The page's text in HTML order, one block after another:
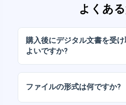
よくあ
購入後にデジタル文書を受
よいですか?
イルをダウンロードできま
ファイルの形式は何ですか?